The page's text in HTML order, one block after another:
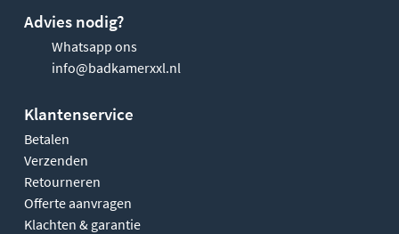
Advies nodig?
Whatsapp ons
info@badkamerxxl.nl
Klantenservice
Betalen
Verzenden
Retourneren
Offerte aanvragen
Klachten & garantie